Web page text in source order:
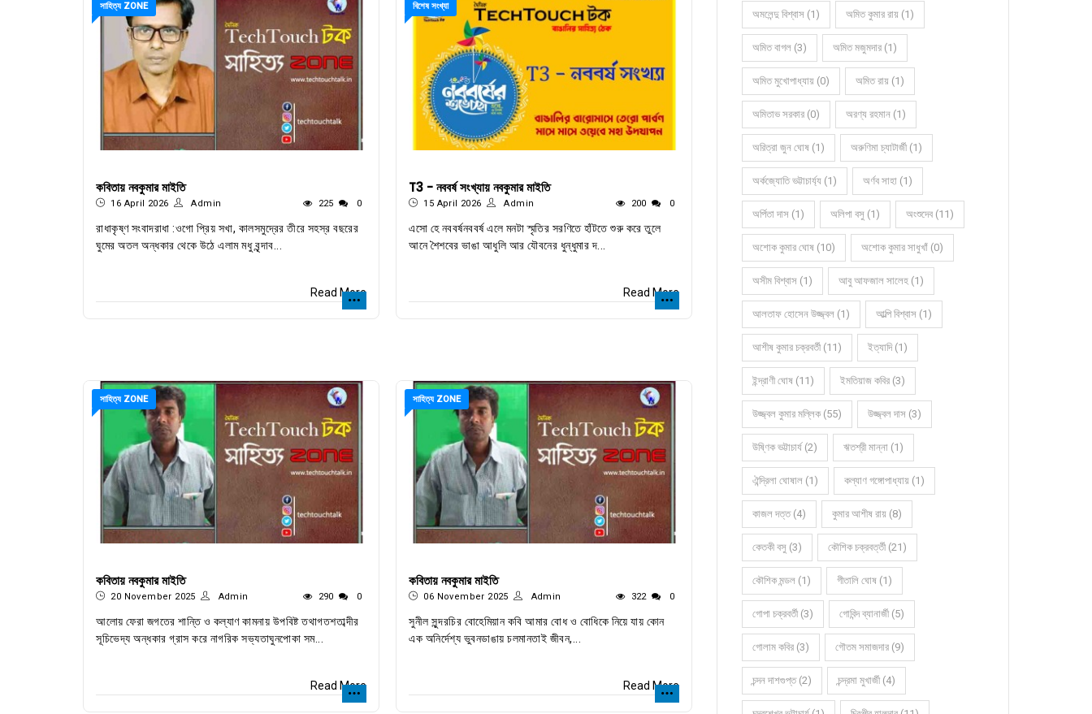
সাহিত্য ZONE
কবিতায় নবকুমার মাইতি
16 April 2026 Admin 225 0
রাধাকৃষ্ণ সংবাদরাধা :ওগো প্রিয় সখা, কালসমুদ্রের তীরে সহস্র বছরের
ঘুমের অতল অন্ধকার থেকে উঠে এলাম মধু বৃন্দাব...
Read More
বিশেষ সংখ্যা
T3 - নববর্ষ সংখ্যায় নবকুমার মাইতি
15 April 2026 Admin 200 0
এসো হে নববর্ষনববর্ষ এলে মনটা স্মৃতির সরণিতে হাঁটতে শুরু করে তুলে
আনে শৈশবের ভাঙা আধুলি আর যৌবনের ধুন্ধুমার দ...
Read More
সাহিত্য ZONE
কবিতায় নবকুমার মাইতি
20 November 2025 Admin 290 0
আলোয় ফেরা জগতের শান্তি ও কল্যাণ কামনায় উপবিষ্ট তথাগতশতাব্দীর
সূচিভেদ্য অন্ধকার গ্রাস করে নাগরিক সভ্যতাঘুনপোকা সম...
Read More
সাহিত্য ZONE
কবিতায় নবকুমার মাইতি
06 November 2025 Admin 322 0
সুনীল সুন্দরচির বোহেমিয়ান কবি আমার বোধ ও বোধিকে নিয়ে যায় কোন
এক অনির্দেশ্য ভুবনডাঙায় চলমানতাই জীবন,...
Read More
অমলেন্দু বিশ্বাস (1) অমিত কুমার রায় (1)
অমিত বাগল (3) অমিত মজুমদার (1)
অমিত মুখোপাধ্যায় (0) অমিত রায় (1)
অমিতাভ সরকার (0) অরণ্য রহমান (1)
অরিত্রা জুন ঘোষ (1) অরুণিমা চ্যাটার্জী (1)
অর্কজ্যোতি ভট্টাচার্য্য (1) অর্ণব সাহা (1)
অর্পিতা দাস (1) অলিপা বসু (1) অংশুদেব (11)
অশোক কুমার ঘোষ (10) অশোক কুমার সাধুখাঁ (0)
অসীম বিশ্বাস (1) আবু আফজাল সালেহ (1)
আলতাফ হোসেন উজ্জ্বল (1) আল্পি বিশ্বাস (1)
আশীষ কুমার চক্রবর্তী (11) ইত্যাদি (1)
ইন্দ্রাণী ঘোষ (11) ইমতিয়াজ কবির (3)
উজ্জ্বল কুমার মল্লিক (55) উজ্জ্বল দাস (3)
উষ্ণিক ভট্টাচার্য (2) ঋতশ্রী মান্না (1)
ঐন্দ্রিলা ঘোষাল (1) কল্যাণ গঙ্গোপাধ্যায় (1)
কাজল দত্ত (4) কুমার আশীষ রায় (8)
কেতকী বসু (3) কৌশিক চক্রবর্ত্তী (21)
কৌশিক মন্ডল (1) গীতালি ঘোষ (1)
গোপা চক্রবর্তী (3) গোবিন্দ ব্যানার্জী (5)
গোলাম কবির (3) গৌতম সমাজদার (9)
চন্দন দাশগুপ্ত (2) চন্দ্রমা মুখার্জী (4)